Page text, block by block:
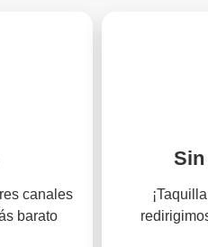
canales
barato